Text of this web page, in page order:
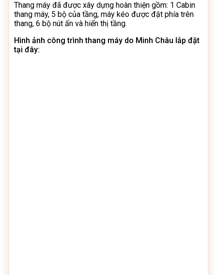
Thang máy đã được xây dựng hoàn thiện gồm: 1 Cabin
thang máy, 5 bộ của tầng, máy kéo được đặt phía trên
thang, 6 bộ nút ấn và hiển thị tầng.
Hình ảnh công trình thang máy do Minh Châu lắp đặt
tại đây: